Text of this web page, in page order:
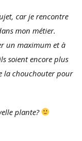
car je rencontre
mon métier.
un maximum et à
soient encore plus
la chouchouter pour
plante?